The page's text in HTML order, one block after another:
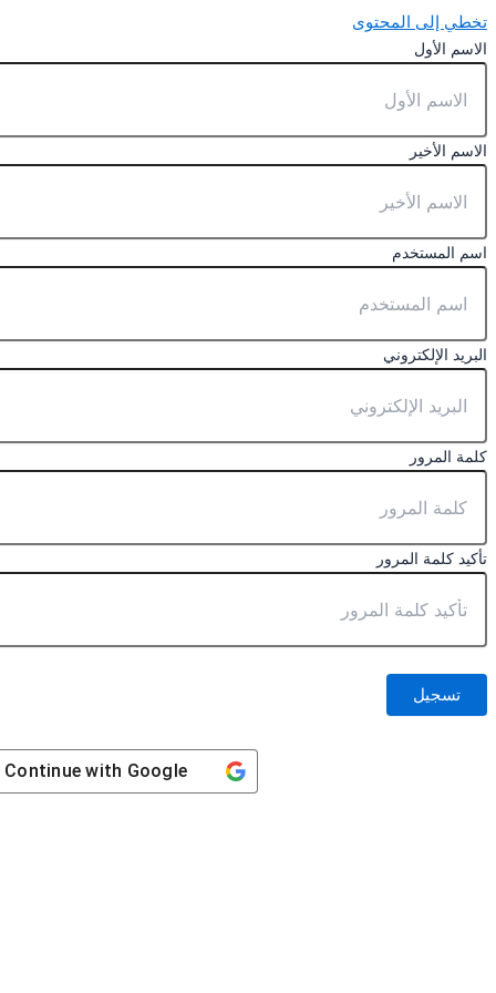
تخطي إلى المحتوى
الاسم الأول
الاسم الأخير
اسم المستخدم
البريد الإلكتروني
كلمة المرور
تأكيد كلمة المرور
تسجيل
Continue withGoogle